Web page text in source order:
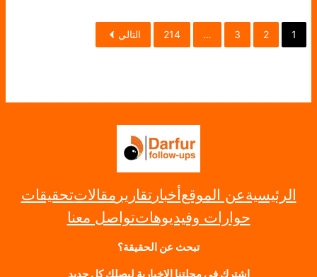
1
2
3
…
214 التالي
الرئيسيةعن الموقعأخبارتقارير مقالاتتحقيقات
حوارات وفيديوهاتتواصل معنا
تبحث عن الحقيقة؟
إشترك في مجلتنا الإخبارية ليصلك كل جديد